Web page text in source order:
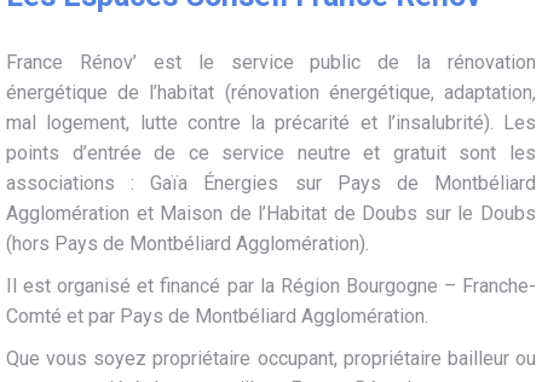
France Rénov’ est le service public de la rénovation
énergétique de l’habitat (rénovation énergétique, adaptation,
mal logement, lutte contre la précarité et l’insalubrité). Les
points d’entrée de ce service neutre et gratuit sont les
associations : Gaïa Énergies sur Pays de Montbéliard
Agglomération et Maison de l’Habitat de Doubs sur le Doubs
(hors Pays de Montbéliard Agglomération).
Il est organisé et financé par la Région Bourgogne – Franche-
Comté et par Pays de Montbéliard Agglomération.
Que vous soyez propriétaire occupant, propriétaire bailleur ou